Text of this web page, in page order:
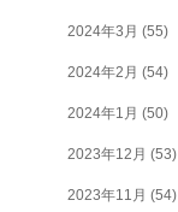
2024年3月 (55)
2024年2月 (54)
2024年1月 (50)
2023年12月 (53)
2023年11月 (54)